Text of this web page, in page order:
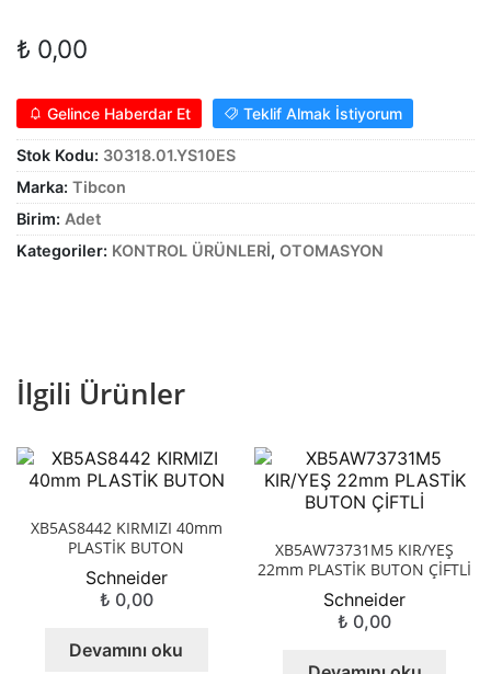
₺ 0,00
Gelince Haberdar Et Teklif Almak İstiyorum
Stok Kodu: 30318.01.YS10ES
Marka: Tibcon
Birim: Adet
Kategoriler: KONTROL ÜRÜNLERİ, OTOMASYON
İlgili Ürünler
XB5AS8442 KIRMIZI 40mm
PLASTİK BUTON
Schneider
₺ 0,00
Devamını oku
XB5AW73731M5 KIR/YEŞ
22mm PLASTİK BUTON ÇİFTLİ
Schneider
₺ 0,00